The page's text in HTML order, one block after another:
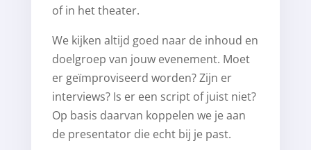
of in het theater.
We kijken altijd goed naar de inhoud en
doelgroep van jouw evenement. Moet
er geïmproviseerd worden? Zijn er
interviews? Is er een script of juist niet?
Op basis daarvan koppelen we je aan
de presentator die echt bij je past.